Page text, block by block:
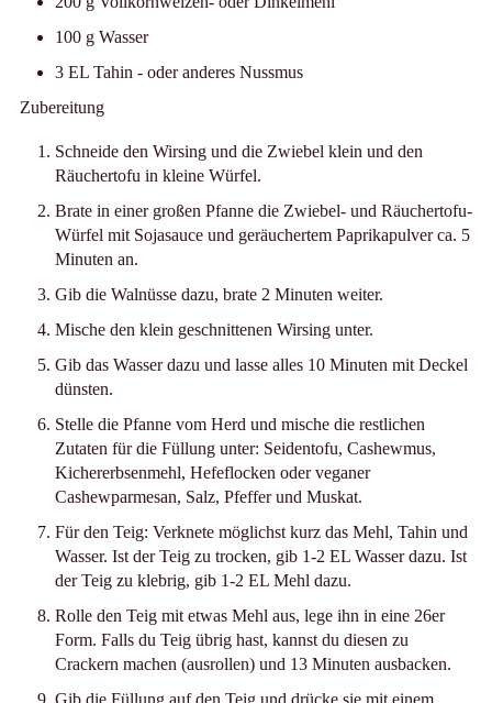
100 g Wasser
3 EL Tahin - oder anderes Nussmus
Zubereitung
Schneide den Wirsing und die Zwiebel klein und den
Räuchertofu in kleine Würfel.
Brate in einer großen Pfanne die Zwiebel- und Räuchertofu-
Würfel mit Sojasauce und geräuchertem Paprikapulver ca. 5
Minuten an.
Gib die Walnüsse dazu, brate 2 Minuten weiter.
Mische den klein geschnittenen Wirsing unter.
Gib das Wasser dazu und lasse alles 10 Minuten mit Deckel
dünsten.
Stelle die Pfanne vom Herd und mische die restlichen
Zutaten für die Füllung unter: Seidentofu, Cashewmus,
Kichererbsenmehl, Hefeflocken oder veganer
Cashewparmesan, Salz, Pfeffer und Muskat.
Für den Teig: Verknete möglichst kurz das Mehl, Tahin und
Wasser. Ist der Teig zu trocken, gib 1-2 EL Wasser dazu. Ist
der Teig zu klebrig, gib 1-2 EL Mehl dazu.
Rolle den Teig mit etwas Mehl aus, lege ihn in eine 26er
Form. Falls du Teig übrig hast, kannst du diesen zu
Crackern machen (ausrollen) und 13 Minuten ausbacken.
Gib die Füllung auf den Teig und drücke sie mit einem